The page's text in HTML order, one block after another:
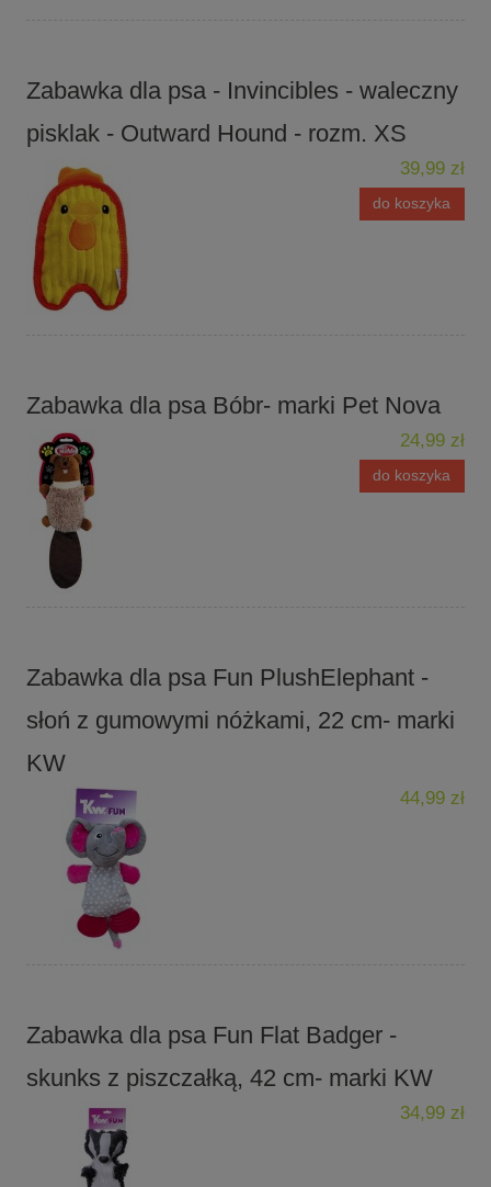
Zabawka dla psa - Invincibles - waleczny
pisklak - Outward Hound - rozm. XS
39,99 zł
do koszyka
Zabawka dla psa Bóbr- marki Pet Nova
24,99 zł
do koszyka
Zabawka dla psa Fun PlushElephant -
słoń z gumowymi nóżkami, 22 cm- marki
KW
44,99 zł
Zabawka dla psa Fun Flat Badger -
skunks z piszczałką, 42 cm- marki KW
34,99 zł